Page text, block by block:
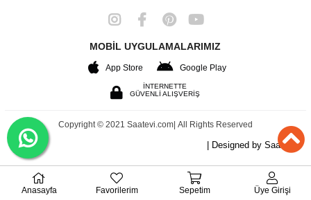
MOBİL UYGULAMALARIMIZ
App Store Google Play
İNTERNETTE
GÜVENLİ ALIŞVERİŞ
Copyright © 2021 Saatevi.com| All Rights Reserved
| Designed by Saat Evi
Anasayfa Favorilerim Sepetim Üye Girişi